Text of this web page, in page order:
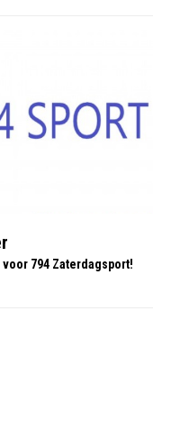
794 Zaterdagsport!